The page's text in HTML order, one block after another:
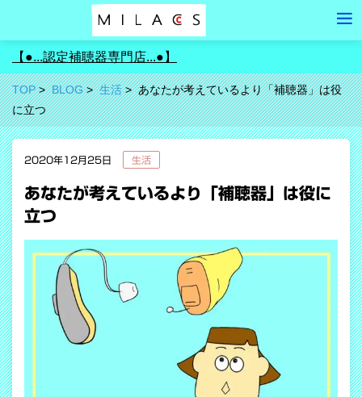
【●...認定補聴器専門店...●】
TOP BLOG 生活
あなたが考えているより「補聴器」は役
に立つ
2020年12月25日 生活
あなたが考えているより「補聴器」は役に
立つ